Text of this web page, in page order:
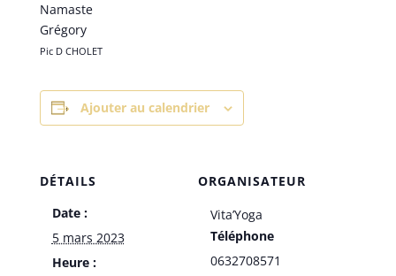
Namaste
Grégory
Pic D CHOLET
Ajouter au calendrier
DÉTAILS
Date :
5 mars 2023
Heure :
ORGANISATEUR
Vita’Yoga
Téléphone
0632708571